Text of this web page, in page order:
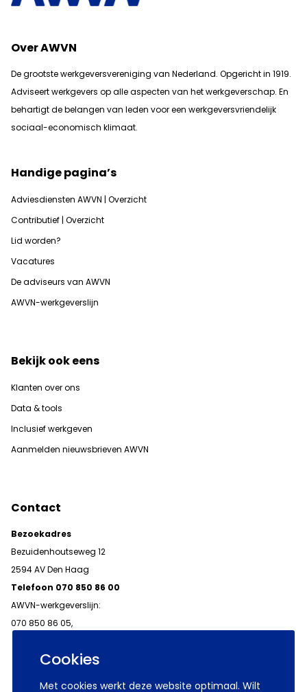
Cookies
Met cookies werkt deze website optimaal. Wilt
Over AWVN
De grootste werkgeversvereniging van Nederland. Opgericht in 1919.
Adviseert werkgevers op alle aspecten van het werkgeverschap. En
behartigt de belangen van leden voor een werkgeversvriendelijk
sociaal-economisch klimaat.
Handige pagina’s
Adviesdiensten AWVN | Overzicht
Contributief | Overzicht
Lid worden?
Vacatures
De adviseurs van AWVN
AWVN-werkgeverslijn
Bekijk ook eens
Klanten over ons
Data & tools
Inclusief werkgeven
Aanmelden nieuwsbrieven AWVN
Contact
Bezoekadres
Bezuidenhoutseweg 12
2594 AV Den Haag
Telefoon 070 850 86 00
AWVN-werkgeverslijn:
070 850 86 05,